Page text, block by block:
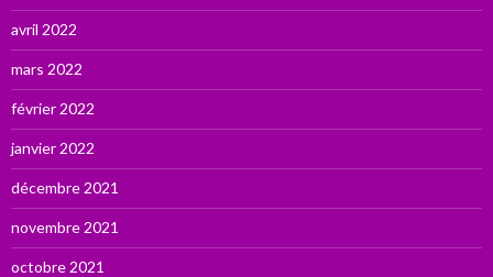
avril 2022
mars 2022
février 2022
janvier 2022
décembre 2021
novembre 2021
octobre 2021